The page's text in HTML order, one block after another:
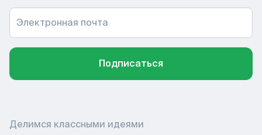
Электронная почта
Подписаться
Делимся классными идеями